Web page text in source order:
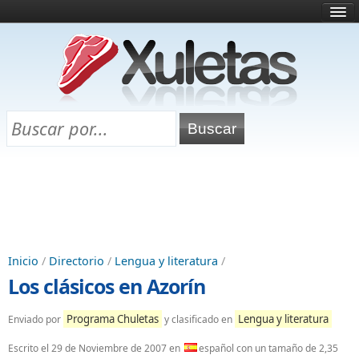
¿Qué es esto?
Directorio
Chuletas para exámenes
Inicio / Directorio / Lengua y literatura /
Los clásicos en Azorín
Enviado por Programa Chuletas y clasificado en Lengua y literatura
Escrito el 29 de Noviembre de 2007en español con un tamaño de 2,35